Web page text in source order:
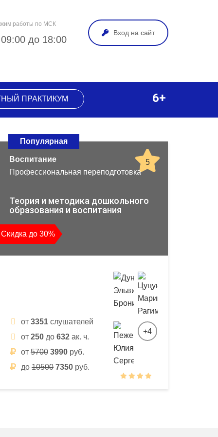
работы по МСК
до 18:00
Вход на сайт
ПРАКТИКУМ 6+
Популярная
5
Воспитание
Профессиональная переподготовка
Теория и методика дошкольного
образования и воспитания
Скидка до 30%
от 3351 слушателей
от 250 до 632 ак. ч.
от 5700 3990 руб.
до 10500 7350 руб.
+4